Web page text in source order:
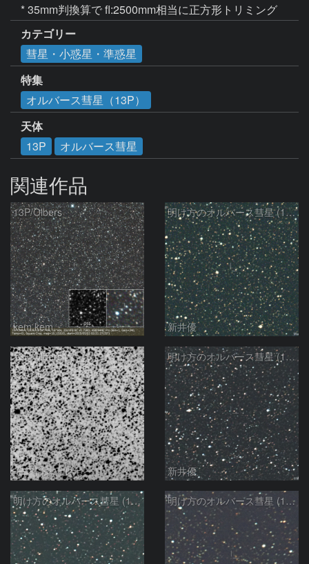
* 35mm判換算で fl:2500mm相当に正方形トリミング
カテゴリー
彗星・小惑星・準惑星
特集
オルバース彗星（13P）
天体
13P
オルバース彗星
関連作品
13P/Olbers
kem.kem
明け方のオルバース彗星 (13P)：2025/03/20
新井優
13P/Olbers
モンドシャルナ
明け方のオルバース彗星 (13P)：2025/03/01
新井優
明け方のオルバース彗星 (13P)：2025/02/25 明け方のオルバース彗星 (13P)：2025/02/06